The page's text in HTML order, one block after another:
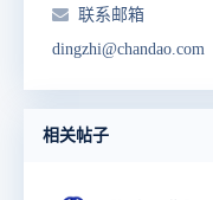
联系邮箱
dingzhi@chandao.com
相关帖子